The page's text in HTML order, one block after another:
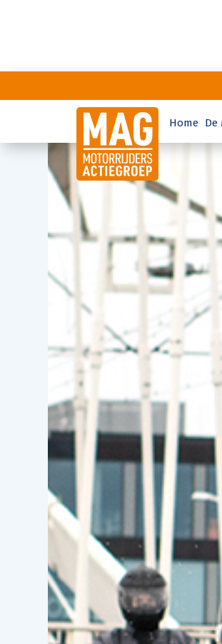
Home De